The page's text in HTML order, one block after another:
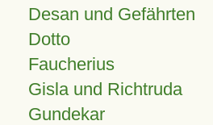
Desan und Gefährten
Dotto
Faucherius
Gisla und Richtruda
Gundekar